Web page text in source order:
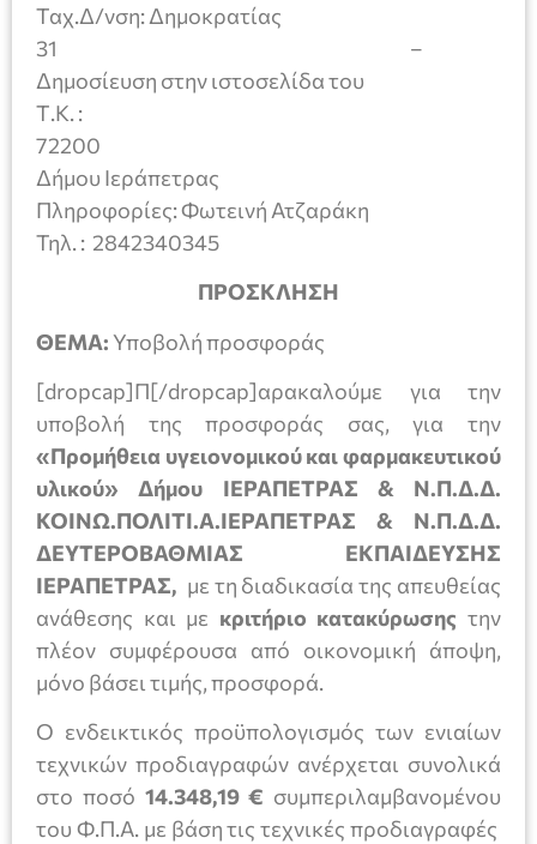
Ταχ.Δ/νση: Δημοκρατίας
31 –
Δημοσίευση στην ιστοσελίδα του
Τ.Κ. :
Δήμου Ιεράπετρας
Πληροφορίες: Φωτεινή Ατζαράκη
Τηλ. : 2842340345
ΠΡΟΣΚΛΗΣΗ
ΘΕΜΑ:Υποβολή προσφοράς
[dropcap]Π[/dropcap]αρακαλούμε για την
υποβολή της προσφοράς σας, για την
«Προμήθεια υγειονομικού και φαρμακευτικού
υλικού» Δήμου ΙΕΡΑΠΕΤΡΑΣ & Ν.Π.Δ.Δ.
ΚΟΙΝΩ.ΠΟΛΙΤΙ.Α.ΙΕΡΑΠΕΤΡΑΣ & Ν.Π.Δ.Δ.
ΔΕΥΤΕΡΟΒΑΘΜΙΑΣ ΕΚΠΑΙΔΕΥΣΗΣ
ΙΕΡΑΠΕΤΡΑΣ, με τη διαδικασία της απευθείας
ανάθεσης και με κριτήριο κατακύρωσης την
πλέον συμφέρουσα από οικονομική άποψη,
μόνο βάσει τιμής, προσφορά.
Ο ενδεικτικός προϋπολογισμός των ενιαίων
τεχνικών προδιαγραφών ανέρχεται συνολικά
στο ποσό 14.348,19 € συμπεριλαμβανομένου
του Φ.Π.Α. με βάση τις τεχνικές προδιαγραφές